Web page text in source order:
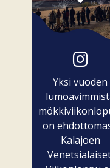
Yksi vuoden
on
Kalajoen